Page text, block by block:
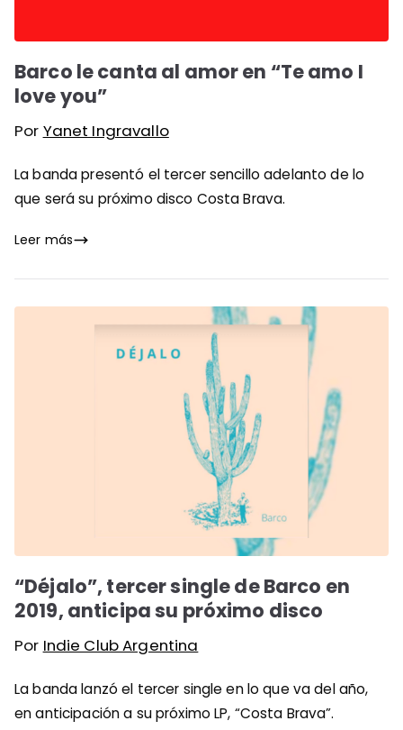
Barco le canta al amor en “Te amo I
love you”
Por Yanet Ingravallo
La banda presentó el tercer sencillo adelanto de lo
que será su próximo disco Costa Brava.
Leer más
“Déjalo”, tercer single de Barco en
2019, anticipa su próximo disco
Por Indie Club Argentina
La banda lanzó el tercer single en lo que va del año,
en anticipación a su próximo LP, “Costa Brava”.